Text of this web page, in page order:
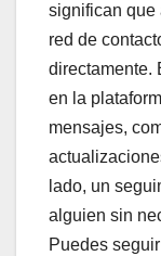
significan que
red de
directamente.
en la
mensajes,
lado, un
alguien sin
Puedes